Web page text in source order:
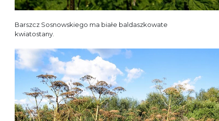
Barszcz Sosnowskiego ma białe baldaszkowate
kwiatostany.